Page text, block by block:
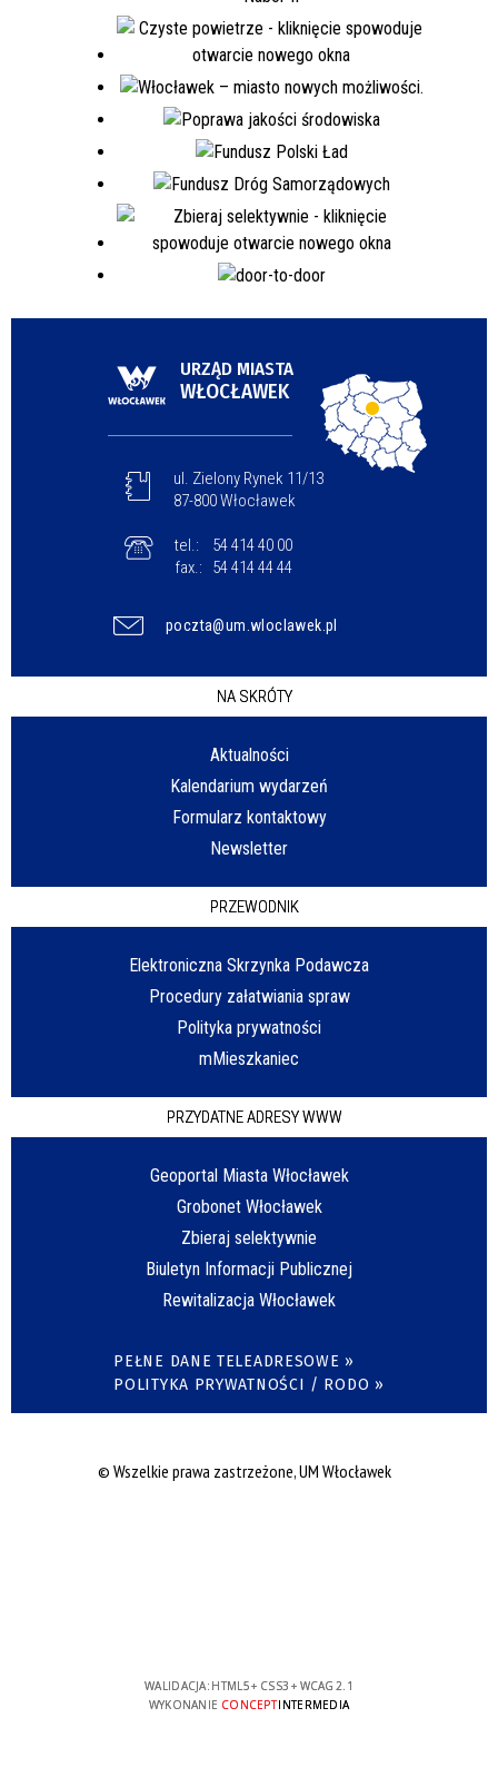
URZĄD MIASTA
WŁOCŁAWEK
ul. Zielony Rynek 11/13
87-800 Włocławek
tel.:
54 414 40 00
fax.:
54 414 44 44
poczta@um.wloclawek.pl
NA SKRÓTY
Aktualności
Kalendarium wydarzeń
Formularz kontaktowy
Newsletter
PRZEWODNIK
Elektroniczna Skrzynka Podawcza
Procedury załatwiania spraw
Polityka prywatności
mMieszkaniec
PRZYDATNE ADRESY WWW
Geoportal Miasta Włocławek
Grobonet Włocławek
Zbieraj selektywnie
Biuletyn Informacji Publicznej
Rewitalizacja Włocławek
PEŁNE DANE TELEADRESOWE »
POLITYKA PRYWATNOŚCI / RODO »
© Wszelkie prawa zastrzeżone, UM Włocławek
WALIDACJA: HTML5+ CSS3 + WCAG 2.1
WYKONANIE CONCEPTINTERMEDIA